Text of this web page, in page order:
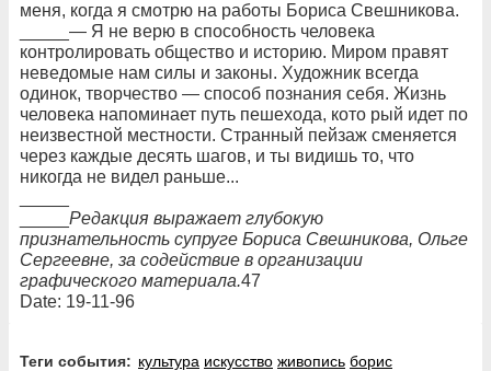
меня, когда я смотрю на работы Бориса Свешникова.
_____— Я не верю в способность человека
контролировать общество и историю. Миром правят
неведомые нам силы и законы. Художник всегда
одинок, творчество — способ познания себя. Жизнь
человека напоминает путь пешехода, кото рый идет по
неизвестной местности. Странный пейзаж сменяется
через каждые десять шагов, и ты видишь то, что
никогда не видел раньше...
Редакция выражает глубокую
признательность супруге Бориса Свешникова, Ольге
Сергеевне, за содействие в организации
графического материала.47
Date: 19-11-96
Теги события: культура искусство живопись борис